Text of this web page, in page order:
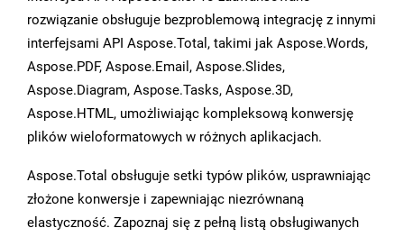
rozwiązanie obsługuje bezproblemową integrację z innymi
interfejsami API Aspose.Total, takimi jak Aspose.Words,
Aspose.PDF, Aspose.Email, Aspose.Slides,
Aspose.Diagram, Aspose.Tasks, Aspose.3D,
Aspose.HTML, umożliwiając kompleksową konwersję
plików wieloformatowych w różnych aplikacjach.
Aspose.Total obsługuje setki typów plików, usprawniając
złożone konwersje i zapewniając niezrównaną
elastyczność. Zapoznaj się z pełną listą obsługiwanych